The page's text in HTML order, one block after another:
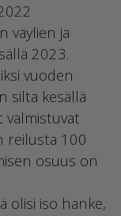
väylien ja
2023.
vuoden
silta kesällä
valmistuvat
reilusta 100
osuus on
olisi iso hanke,